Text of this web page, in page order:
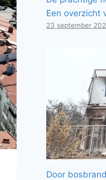
Een overzicht
23 september
Door